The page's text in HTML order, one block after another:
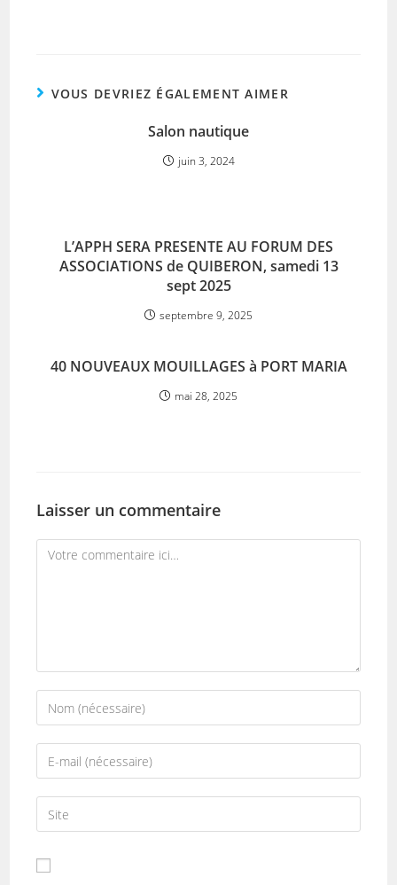
VOUS DEVRIEZ ÉGALEMENT AIMER
Salon nautique
juin 3, 2024
L’APPH SERA PRESENTE AU FORUM DES
ASSOCIATIONS de QUIBERON, samedi 13
sept 2025
septembre 9, 2025
40 NOUVEAUX MOUILLAGES à PORT MARIA
mai 28, 2025
Laisser un commentaire